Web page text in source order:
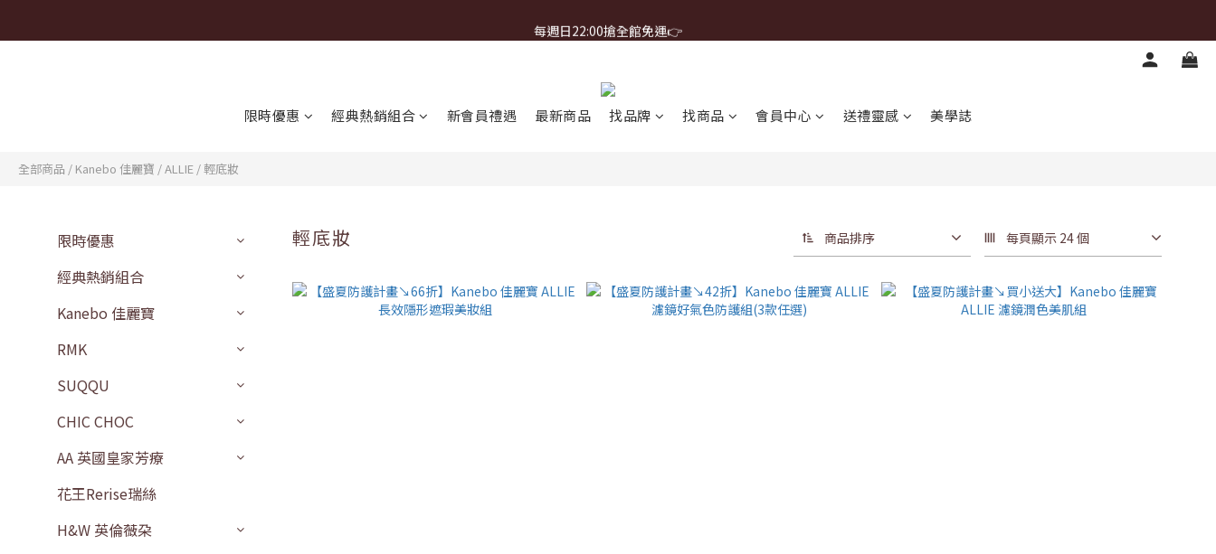
首購免運 $499 起 ＋ 加 LINE 領 $300 折價券 ➤
每週日22:00搶全館免運👉
限時優惠 經典熱銷組合 新會員禮遇 最新商品 找品牌 找商品 會員中心 送禮靈感 美學誌
全部商品 / Kanebo 佳麗寶 /ALLIE /輕底妝
限時優惠
經典熱銷組合
Kanebo 佳麗寶
RMK
SUQQU
CHIC CHOC
AA 英國皇家芳療
花王Rerise瑞絲
H&W 英倫薇朶
輕底妝 商品排序 每頁顯示 24 個